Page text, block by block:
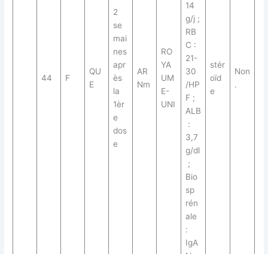
44 F
QU
E
2
se
mai
nes
apr
ès
la
1èr
e
dos
e
AR
Nm
RO
YA
UM
E-
UNI
14
g/j ;
RB
C :
21-
30
/HP
F ;
ALB
:
3,7
g/dl
;
Bio
sp
rén
ale
:
IgA
stér
oïd
e
Non
.